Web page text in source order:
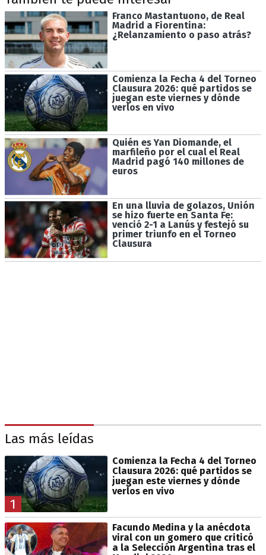
Franco Mastantuono, de Real
Madrid a Fiorentina:
¿Relanzamiento o paso atrás?
Comienza la Fecha 4 del Torneo
Clausura 2026: qué partidos se
juegan este viernes y dónde
verlos en vivo
Quién es Yan Diomande, el
marfileño por el cual el Real
Madrid pagó 140 millones de
euros
En una lluvia de golazos, Unión
se hizo fuerte en Santa Fe:
venció 2-1 a Lanús y festejó su
primer triunfo en el Torneo
Clausura
Las más leídas
1
Comienza la Fecha 4 del Torneo
Clausura 2026: qué partidos se
juegan este viernes y dónde
verlos en vivo
Facundo Medina y la anécdota
viral con un gomero que criticó
a la Selección Argentina tras el